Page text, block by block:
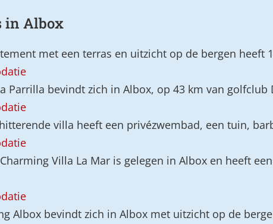
in Albox
met een terras en uitzicht op de bergen heeft
Parrilla bevindt zich in Albox, op 43 km van golfclub
villa heeft een privézwembad, een tuin,
Villa La Mar is gelegen in Albox en heeft
Albox bevindt zich in Albox met uitzicht op de